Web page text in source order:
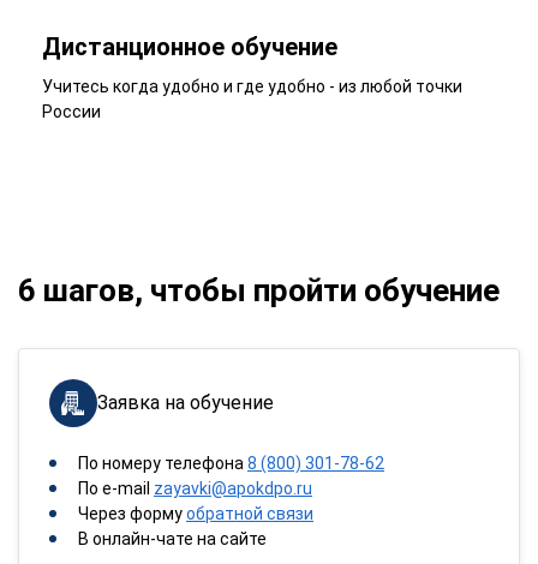
Дистанционное обучение
Учитесь когда удобно и где удобно - из любой точки
России
6 шагов, чтобы пройти обучение
Заявка на обучение
По номеру телефона 8 (800) 301-78-62
По e-mail zayavki@apokdpo.ru
Через формуобратной связи
В онлайн-чате на сайте